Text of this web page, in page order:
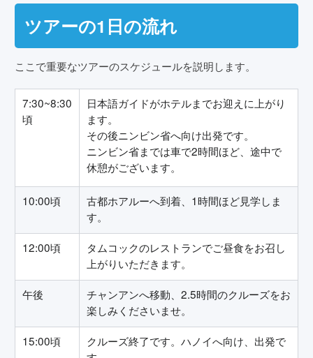
ツアーの1日の流れ
ここで重要なツアーのスケジュールを説明します。
7:30~8:30
頃
日本語ガイドがホテルまでお迎えに上がり
ます。
その後ニンビン省へ向け出発です。
ニンビン省までは車で2時間ほど、途中で
休憩がございます。
10:00頃
古都ホアルーへ到着、1時間ほど見学しま
す。
12:00頃
タムコックのレストランでご昼食をお召し
上がりいただきます。
午後
チャンアンへ移動、2.5時間のクルーズをお
楽しみくださいませ。
15:00頃
クルーズ終了です。ハノイへ向け、出発で